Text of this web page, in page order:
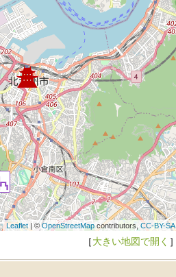
Leaflet| ©OpenStreetMapcontributors, CC-BY-SA
［大きい地図で開く ］